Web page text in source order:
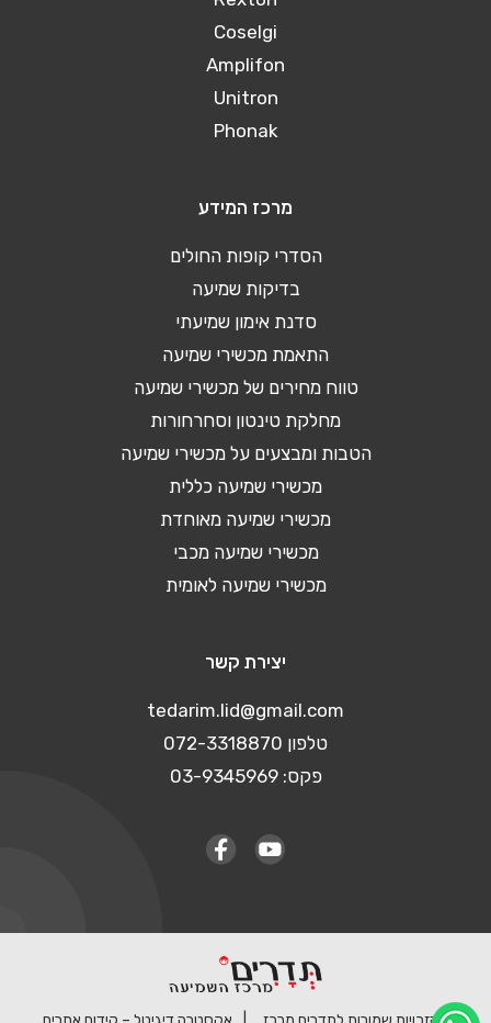
Coselgi
Amplifon
Unitron
Phonak
מרכז המידע
הסדרי קופות החולים
בדיקות שמיעה
סדנת אימון שמיעתי
התאמת מכשירי שמיעה
טווח מחירים של מכשירי שמיעה
מחלקת טינטון וסחרחורות
הטבות ומבצעים על מכשירי שמיעה
מכשירי שמיעה כללית
מכשירי שמיעה מאוחדת
מכשירי שמיעה מכבי
מכשירי שמיעה לאומית
יצירת קשר
tedarim.lid@gmail.com
טלפון 072-3318870
פקס: 03-9345969